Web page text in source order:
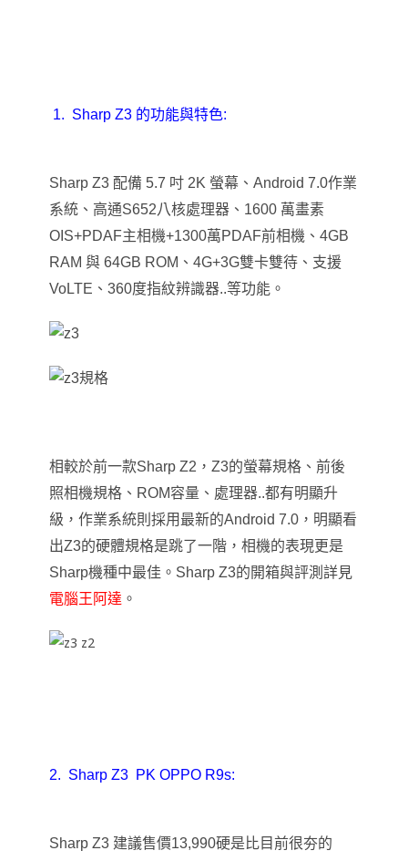
1. Sharp Z3 的功能與特色:
Sharp Z3 配備 5.7 吋 2K 螢幕、Android 7.0作業
系統、高通S652八核處理器、1600 萬畫素
OIS+PDAF主相機+1300萬PDAF前相機、4GB
RAM 與 64GB ROM、4G+3G雙卡雙待、支援
VoLTE、360度指紋辨識器..等功能。
相較於前一款Sharp Z2，Z3的螢幕規格、前後
照相機規格、ROM容量、處理器..都有明顯升
級，作業系統則採用最新的Android 7.0，明顯看
出Z3的硬體規格是跳了一階 ， 相機的表現更是
Sharp機種中最佳 。 Sharp Z3的開箱與評測詳見
電腦王阿達 。
2. Sharp Z3 PK OPPO R9s:
Sharp Z3 建議售價13,990硬是比目前很夯的